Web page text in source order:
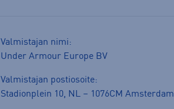
Valmistajan nimi:
Under Armour Europe BV
Valmistajan postiosoite:
Stadionplein 10, NL – 1076CM Amsterdam